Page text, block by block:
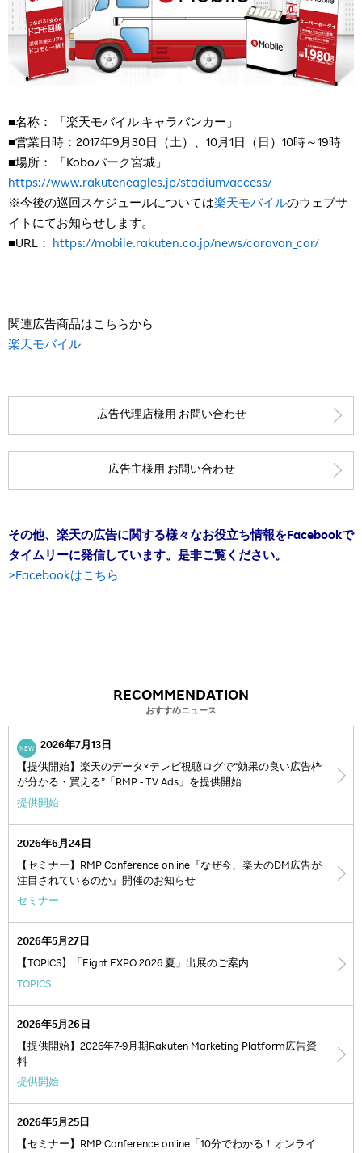
■名称： 「楽天モバイル キャラバンカー」
■営業日時：2017年9月30日（土）、10月1日（日）10時～19時
■場所： 「Koboパーク宮城」
https://www.rakuteneagles.jp/stadium/access/
※今後の巡回スケジュールについては楽天モバイルのウェブサ
イトにてお知らせします。
■URL：
https://mobile.rakuten.co.jp/news/caravan_car/
関連広告商品はこちらから
楽天モバイル
広告代理店様用 お問い合わせ
広告主様用 お問い合わせ
その他、楽天の広告に関する様々なお役立ち情報をFacebookで
タイムリーに発信しています。是非ご覧ください。
>Facebookはこちら
RECOMMENDATION
おすすめニュース
NEW 2026年7月13日
【提供開始】楽天のデータ×テレビ視聴ログで“効果の良い広告枠
が分かる・買える”「RMP - TV Ads」を提供開始
提供開始
2026年6月24日
【セミナー】RMP Conference online『なぜ今、楽天のDM広告が
注目されているのか』開催のお知らせ
セミナー
2026年5月27日
【TOPICS】「Eight EXPO 2026 夏」出展のご案内
TOPICS
2026年5月26日
【提供開始】2026年7-9月期Rakuten Marketing Platform広告資
料
提供開始
2026年5月25日
【セミナー】RMP Conference online「10分でわかる！オンライ